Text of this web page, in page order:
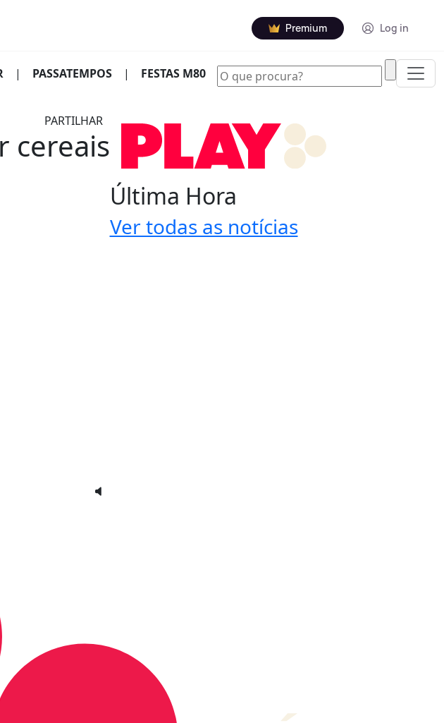
Premium Log in
(CURRENT)
| PASSATEMPOS | FESTAS M80
PARTILHAR
cereais
Última Hora
Ver todas as notícias